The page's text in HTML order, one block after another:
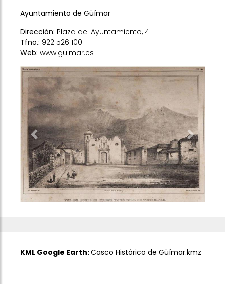
Ayuntamiento de Güímar
Dirección: Plaza del Ayuntamiento, 4
Tfno.: 922 526 100
Web: www.guimar.es
Previous Next
KML Google Earth:Casco Histórico de Güímar.kmz